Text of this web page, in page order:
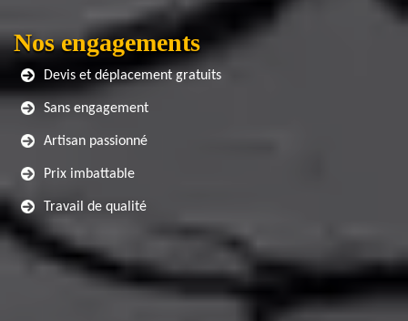
Nos engagements
Devis et déplacement gratuits
Sans engagement
Artisan passionné
Prix imbattable
Travail de qualité